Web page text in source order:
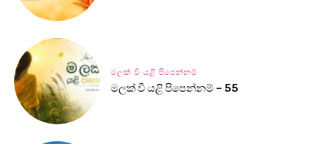
මලක් වී යළි පිපෙන්නම්
මලක් වී යළි පිපෙන්නම් – 55